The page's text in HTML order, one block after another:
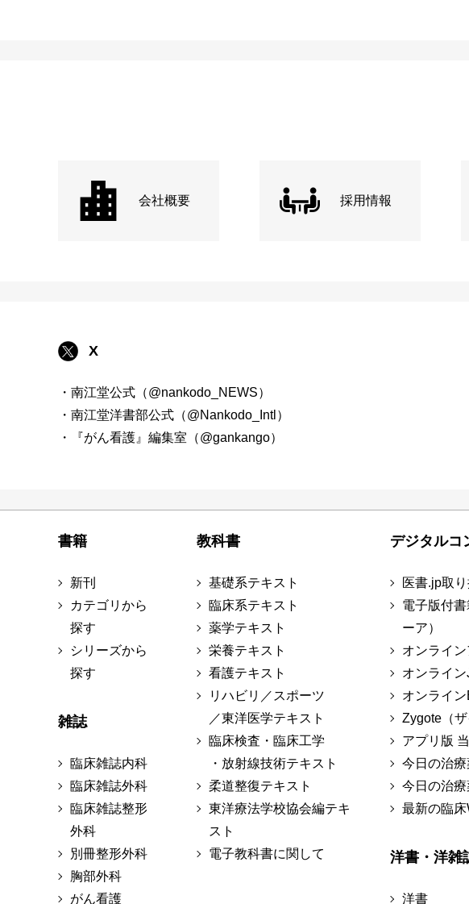
会社概要 採用情報
X
・南江堂公式（@nankodo_NEWS）
・南江堂洋書部公式（@Nankodo_Intl）
・『がん看護』編集室（@gankango）
書籍
新刊
カテゴリから
探す
シリーズから
探す
雑誌
臨床雑誌内科
臨床雑誌外科
臨床雑誌整形
外科
別冊整形外科
胸部外科
がん看護
教科書
基礎系テキスト
臨床系テキスト
薬学テキスト
栄養テキスト
看護テキスト
リハビリ／スポーツ
／東洋医学テキスト
臨床検査・臨床工学
・放射線技術テキスト
柔道整復テキスト
東洋療法学校協会編テキ
スト
電子教科書に関して
デジタルコ
医書.jp取
電子版付
ーア）
オンライ
オンライ
オンライ
Zygote（ザ
アプリ版
今日の治療
今日の治
最新の臨
洋書・洋雑
洋書